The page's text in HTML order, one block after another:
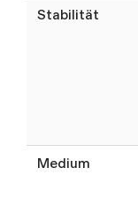
Stabilität
Medium